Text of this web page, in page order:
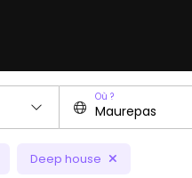
Où ?
Deep house